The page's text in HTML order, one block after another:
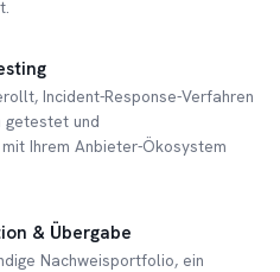
Incident-Response-Verfahren
getestet und
Ihrem Anbieter-Ökosystem
& Übergabe
Nachweisportfolio, ein